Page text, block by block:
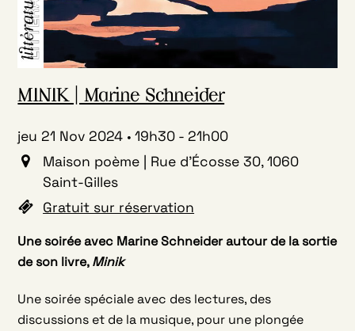
MINIK | Marine Schneider
jeu 21 Nov 2024 19h30 - 21h00
Maison poème | Rue d'Écosse 30, 1060
Saint-Gilles
Gratuit sur réservation
Une soirée avec MarineSchneiderautour de la sortie
de son livre,Minik
Une soirée spéciale avec des lectures, des
discussions et de la musique, pour une plongée